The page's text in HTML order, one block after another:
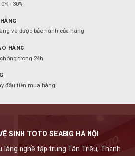
- 30%
và được bảo hành của hãng
HÀNG
trong 24h
đầu tiên mua hàng
SINH TOTO SEABIG HÀ NỘI
làng nghề tập trung Tân Triều, Thanh